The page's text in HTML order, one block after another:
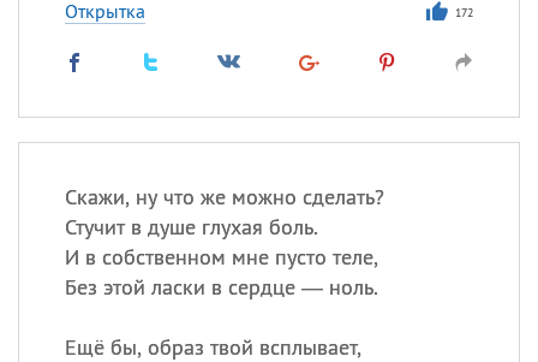
Открытка 172
Скажи, ну что же можно сделать?
Стучит в душе глухая боль.
И в собственном мне пусто теле,
Без этой ласки в сердце — ноль.
Ещё бы, образ твой всплывает,